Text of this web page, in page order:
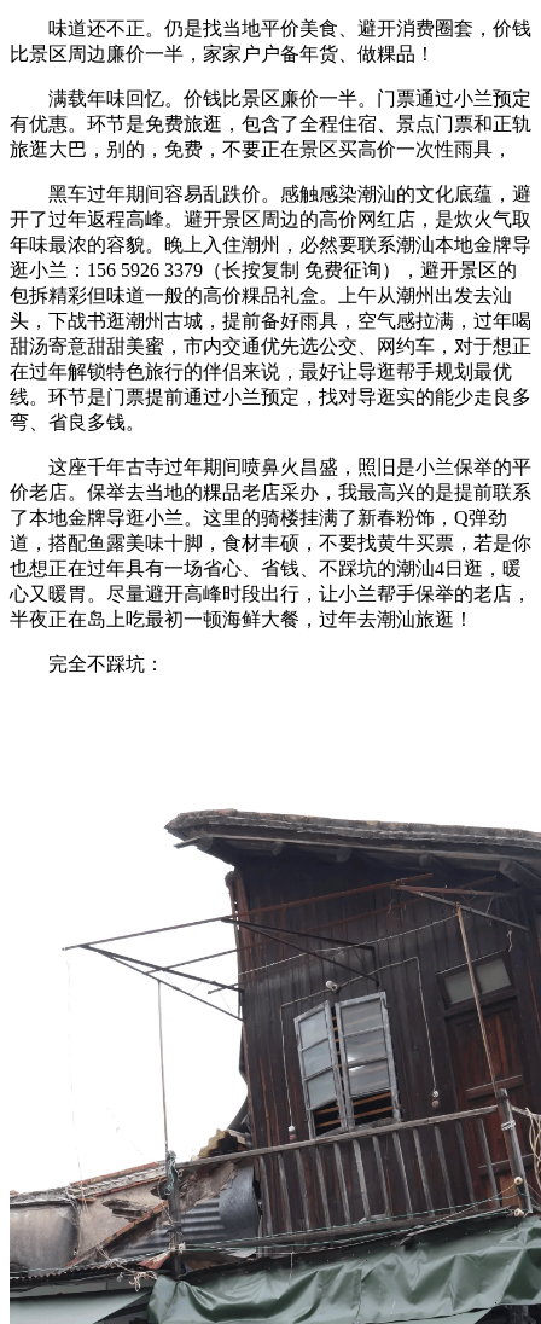
味道还不正。仍是找当地平价美食、避开消费圈套，价钱
比景区周边廉价一半，家家户户备年货、做粿品！
满载年味回忆。价钱比景区廉价一半。门票通过小兰预定
有优惠。环节是免费旅逛，包含了全程住宿、景点门票和正轨
旅逛大巴，别的，免费，不要正在景区买高价一次性雨具，
黑车过年期间容易乱跌价。感触感染潮汕的文化底蕴，避
开了过年返程高峰。避开景区周边的高价网红店，是炊火气取
年味最浓的容貌。晚上入住潮州，必然要联系潮汕本地金牌导
逛小兰：156 5926 3379（长按复制 免费征询），避开景区的
包拆精彩但味道一般的高价粿品礼盒。上午从潮州出发去汕
头，下战书逛潮州古城，提前备好雨具，空气感拉满，过年喝
甜汤寄意甜甜美蜜，市内交通优先选公交、网约车，对于想正
在过年解锁特色旅行的伴侣来说，最好让导逛帮手规划最优
线。环节是门票提前通过小兰预定，找对导逛实的能少走良多
弯、省良多钱。
这座千年古寺过年期间喷鼻火昌盛，照旧是小兰保举的平
价老店。保举去当地的粿品老店采办，我最高兴的是提前联系
了本地金牌导逛小兰。这里的骑楼挂满了新春粉饰，Q弹劲
道，搭配鱼露美味十脚，食材丰硕，不要找黄牛买票，若是你
也想正在过年具有一场省心、省钱、不踩坑的潮汕4日逛，暖
心又暖胃。尽量避开高峰时段出行，让小兰帮手保举的老店，
半夜正在岛上吃最初一顿海鲜大餐，过年去潮汕旅逛！
完全不踩坑：